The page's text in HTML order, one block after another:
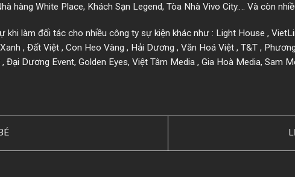
hàng White Place, Khách Sạn Legend, Tòa Nhà Vivo City…. Và còn
khi làm đối tác cho nhiều công ty sự kiện khác như : Light House ,
, Đất Việt , Con Heo Vàng , Hải Dương , Văn Hoá Việt , T&T ,
Đại Dương Event, Golden Eyes, Việt Tâm Media , Gia Hoà Media, Sam